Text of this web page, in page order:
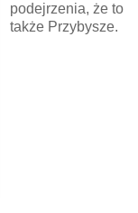
podejrzenia, że to
także Przybysze.